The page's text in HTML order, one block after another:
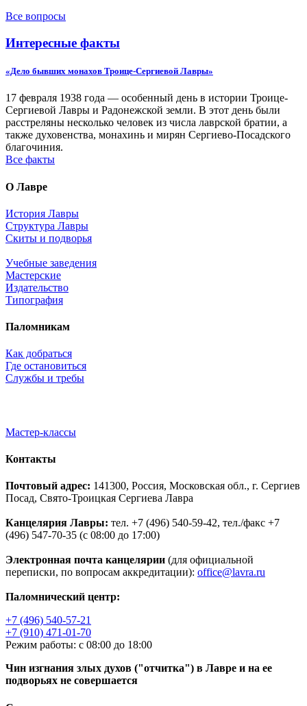
Все вопросы
Интересные факты
«Дело бывших монахов Троице-Сергиевой Лавры»
17 февраля 1938 года — особенный день в истории Троице-
Сергиевой Лавры и Радонежской земли. В этот день были
расстреляны несколько человек из числа лаврской братии, а
также духовенства, монахинь и мирян Сергиево-Посадского
благочиния.
Все факты
О Лавре
История Лавры
Структура Лавры
Скиты и подворья
Учебные заведения
Мастерские
Издательство
Типография
Паломникам
Как добраться
Где остановиться
Службы и требы
Мастер-классы
Контакты
Почтовый адрес: 141300, Россия, Московская обл., г. Сергиев
Посад, Свято-Троицкая Сергиева Лавра
Канцелярия Лавры: тел. +7 (496) 540-59-42, тел./факс +7
(496) 547-70-35 (с 08:00 до 17:00)
Электронная почта канцелярии (для официальной
переписки, по вопросам аккредитации): office@lavra.ru
Паломнический центр:
+7 (496) 540-57-21
+7 (910) 471-01-70
Режим работы: с 08:00 до 18:00
Чин изгнания злых духов ("отчитка") в Лавре и на ее
подворьях не совершается